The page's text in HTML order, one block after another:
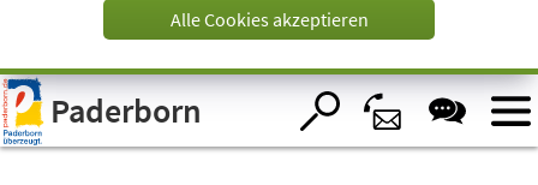
Visuelle
Assistenzsoftware
öffnen.
Alle Cookies akzeptieren
Paderborn